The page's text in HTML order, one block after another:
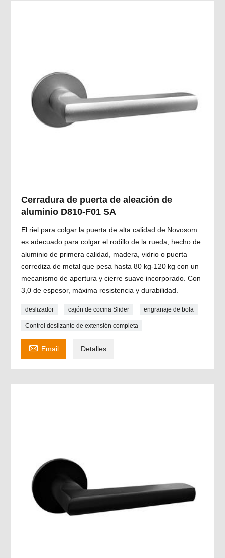
Cerradura de puerta de aleación de
aluminio D810-F01 SA
El riel para colgar la puerta de alta calidad de Novosom
es adecuado para colgar el rodillo de la rueda, hecho de
aluminio de primera calidad, madera, vidrio o puerta
corrediza de metal que pesa hasta 80 kg-120 kg con un
mecanismo de apertura y cierre suave incorporado. Con
3,0 de espesor, máxima resistencia y durabilidad.
deslizador cajón de cocina Slider engranaje de bola
Control deslizante de extensión completa
 Email Detalles